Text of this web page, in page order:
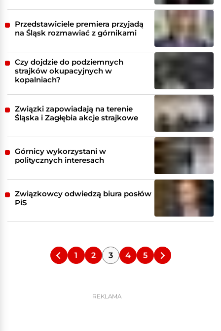
Przedstawiciele premiera przyjadą
na Śląsk rozmawiać z górnikami
Czy dojdzie do podziemnych
strajków okupacyjnych w
kopalniach?
Związki zapowiadają na terenie
Śląska i Zagłębia akcje strajkowe
Górnicy wykorzystani w
politycznych interesach
Związkowcy odwiedzą biura posłów
PiS
1 2 3 4 5
REKLAMA